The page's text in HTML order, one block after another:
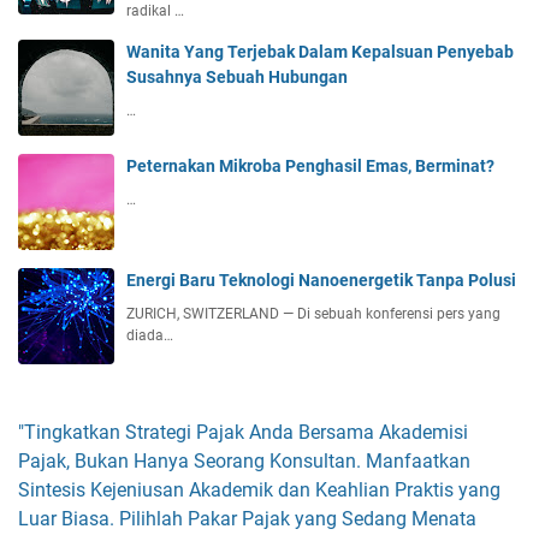
radikal …
Wanita Yang Terjebak Dalam Kepalsuan Penyebab
Susahnya Sebuah Hubungan
…
Peternakan Mikroba Penghasil Emas, Berminat?
…
Energi Baru Teknologi Nanoenergetik Tanpa Polusi
ZURICH, SWITZERLAND — Di sebuah konferensi pers yang
diada…
"Tingkatkan Strategi Pajak Anda Bersama Akademisi
Pajak, Bukan Hanya Seorang Konsultan. Manfaatkan
Sintesis Kejeniusan Akademik dan Keahlian Praktis yang
Luar Biasa. Pilihlah Pakar Pajak yang Sedang Menata